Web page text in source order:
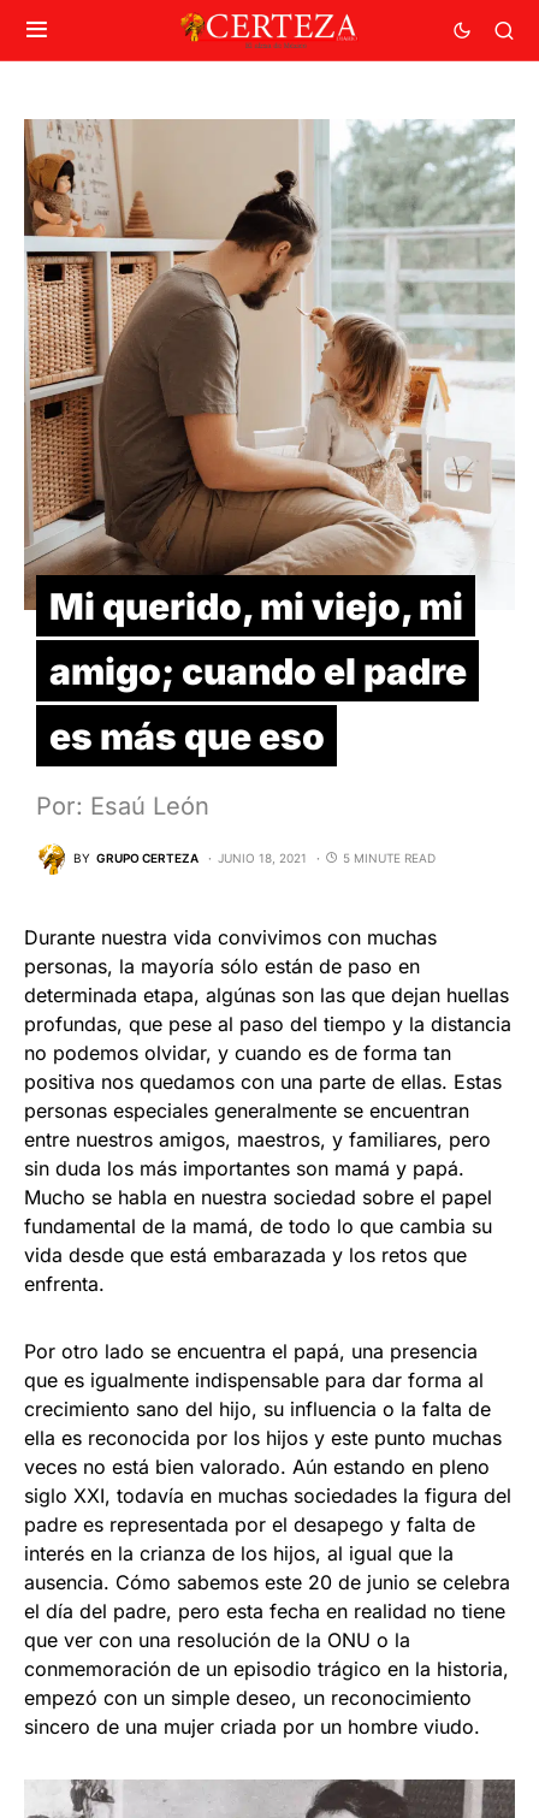
Mi querido, mi viejo, mi
amigo; cuando el padre
es más que eso
Por: Esaú León
BY GRUPO CERTEZA JUNIO 18, 2021 5 MINUTE READ
Durante nuestra vida convivimos con muchas
personas, la mayoría sólo están de paso en
determinada etapa, algúnas son las que dejan huellas
profundas, que pese al paso del tiempo y la distancia
no podemos olvidar, y cuando es de forma tan
positiva nos quedamos con una parte de ellas. Estas
personas especiales generalmente se encuentran
entre nuestros amigos, maestros, y familiares, pero
sin duda los más importantes son mamá y papá.
Mucho se habla en nuestra sociedad sobre el papel
fundamental de la mamá, de todo lo que cambia su
vida desde que está embarazada y los retos que
enfrenta.
Por otro lado se encuentra el papá, una presencia
que es igualmente indispensable para dar forma al
crecimiento sano del hijo, su influencia o la falta de
ella es reconocida por los hijos y este punto muchas
veces no está bien valorado. Aún estando en pleno
siglo XXI, todavía en muchas sociedades la figura del
padre es representada por el desapego y falta de
interés en la crianza de los hijos, al igual que la
ausencia. Cómo sabemos este 20 de junio se celebra
el día del padre, pero esta fecha en realidad no tiene
que ver con una resolución de la ONU o la
conmemoración de un episodio trágico en la historia,
empezó con un simple deseo, un reconocimiento
sincero de una mujer criada por un hombre viudo.